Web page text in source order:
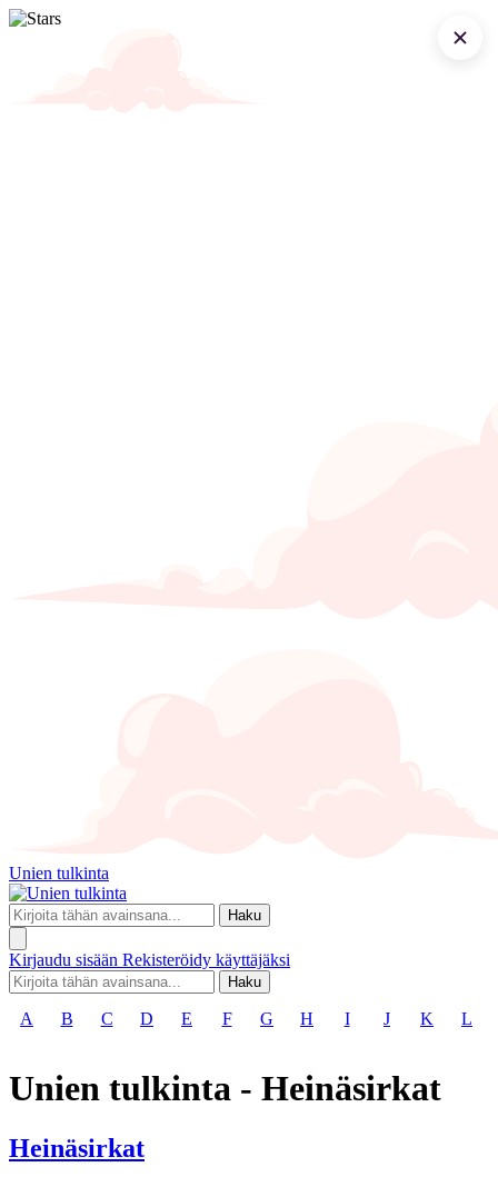
Unien tulkinta
Haku
Kirjaudu sisään Rekisteröidy käyttäjäksi
Haku
A B C D E F G H I J K L
Unien tulkinta - Heinäsirkat
Heinäsirkat